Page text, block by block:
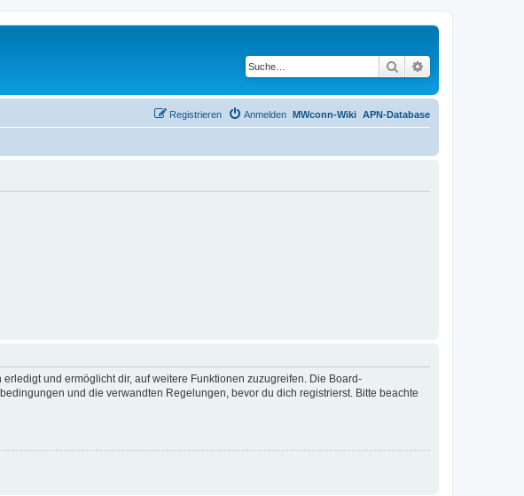
Suche
APN-Database
MWconn-Wiki
Anmelden
Registrieren
und ermöglicht dir, auf weitere Funktionen zuzugreifen. Die Board-
und die verwandten Regelungen, bevor du dich registrierst. Bitte beachte